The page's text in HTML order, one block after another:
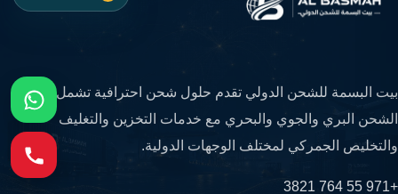
بيت البسمة للشحن الدولي تقدم حلول شحن احترافية تشمل
الشحن البري والجوي والبحري مع خدمات التخزين والتغليف
والتخليص الجمركي لمختلف الوجهات الدولية.
+971 55 764 3821